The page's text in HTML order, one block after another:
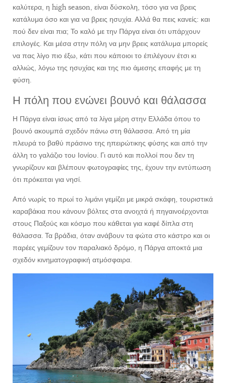
καλύτερα, η high season, είναι δύσκολη, τόσο για να βρεις
κατάλυμα όσο και για να βρεις ησυχία. Αλλά θα πεις κανείς: και
πού δεν είναι πια; Το καλό με την Πάργα είναι ότι υπάρχουν
επιλογές. Και μέσα στην πόλη να μην βρεις κατάλυμα μπορείς
να πας λίγο πιο έξω, κάτι που κάποιοι το έπιλέγουν έτσι κι
αλλιώς, λόγω της ησυχίας και της πιο άμεσης επαφής με τη
φύση.
Η πόλη που ενώνει βουνό και θάλασσα
Η Πάργα είναι ίσως από τα λίγα μέρη στην Ελλάδα όπου το
βουνό ακουμπά σχεδόν πάνω στη θάλασσα. Από τη μία
πλευρά το βαθύ πράσινο της ηπειρώτικης φύσης και από την
άλλη το γαλάζιο του Ιονίου. Γι αυτό και πολλοί που δεν τη
γνωρίζουν και βλέπουν φωτογραφίες της, έχουν την εντύπωση
ότι πρόκειται για νησί.
Από νωρίς το πρωί το λιμάνι γεμίζει με μικρά σκάφη, τουριστικά
καραβάκια που κάνουν βόλτες στα ανοιχτά ή πηγαινοέρχονται
στους Παξούς και κόσμο που κάθεται για καφέ δίπλα στη
θάλασσα. Τα βράδια, όταν ανάβουν τα φώτα στο κάστρο και οι
παρέες γεμίζουν τον παραλιακό δρόμο, η Πάργα αποκτά μια
σχεδόν κινηματογραφική ατμόσφαιρα.